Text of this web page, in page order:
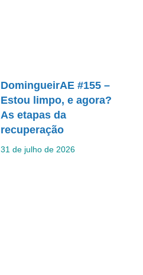
DomingueirAE #155 –
Estou limpo, e agora?
As etapas da
recuperação
31 de julho de 2026